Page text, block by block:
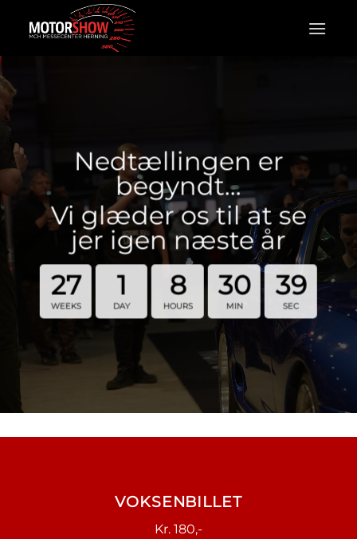
Nedtællingen er
begyndt…
Vi glæder os til at se
jer igen næste år
27
WEEKS
1
DAY
8
HOURS
30
MIN
38
SEC
VOKSENBILLET
Kr. 180,-